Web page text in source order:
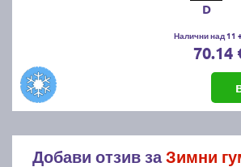
D
Налични над 11
70.14
Добави отзив заЗимни